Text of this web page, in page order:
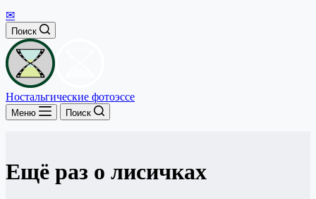
✉
Поиск
Ностальгические фотоэссе
Меню Поиск
Ещё раз о лисичках